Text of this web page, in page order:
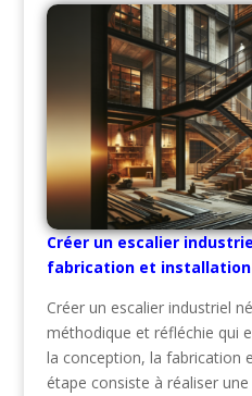
Créer un escalier
fabrication et installation
Créer un escalier industriel
méthodique et réfléchie qui
la conception, la fabrication
étape consiste à réaliser